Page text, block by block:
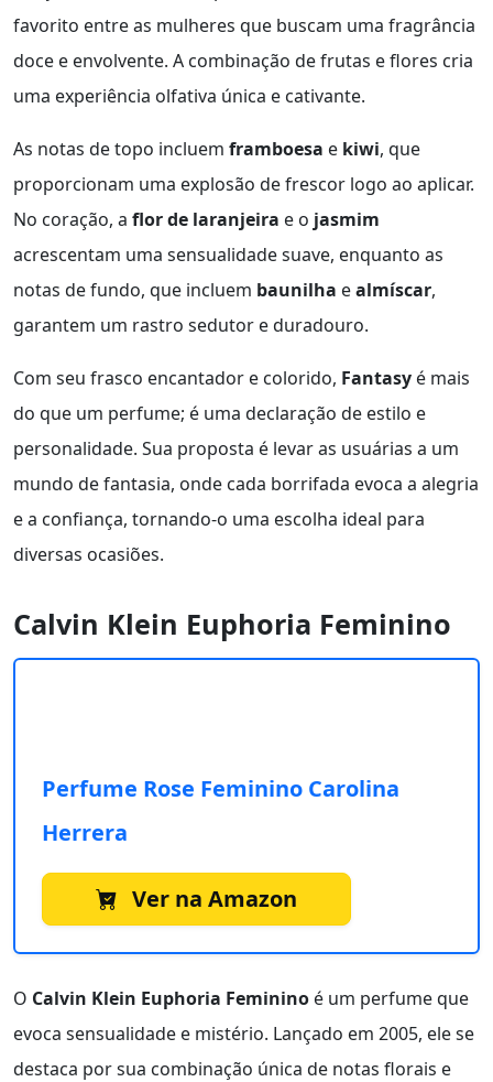
favorito entre as mulheres que buscam uma fragrância
doce e envolvente. A combinação de frutas e flores cria
uma experiência olfativa única e cativante.
As notas de topo incluem framboesa e kiwi, que
proporcionam uma explosão de frescor logo ao aplicar.
No coração, a flor de laranjeira e o jasmim
acrescentam uma sensualidade suave, enquanto as
notas de fundo, que incluem baunilha ealmíscar,
garantem um rastro sedutor e duradouro.
Com seu frasco encantador e colorido, Fantasy é mais
do que um perfume; é uma declaração de estilo e
personalidade. Sua proposta é levar as usuárias a um
mundo de fantasia, onde cada borrifada evoca a alegria
e a confiança, tornando-o uma escolha ideal para
diversas ocasiões.
Calvin Klein Euphoria Feminino
Perfume Rose Feminino Carolina
Herrera
Ver na Amazon
O Calvin Klein Euphoria Feminino é um perfume que
evoca sensualidade e mistério. Lançado em 2005, ele se
destaca por sua combinação única de notas florais e